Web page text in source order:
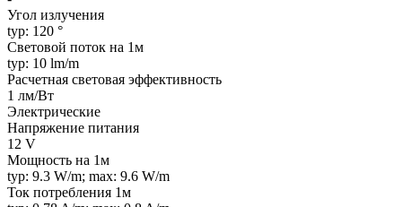
Угол излучения
typ: 120 °
Световой поток на 1м
typ: 10 lm/m
Расчетная световая эффективность
1 лм/Вт
Электрические
Напряжение питания
12 V
Мощность на 1м
typ: 9.3 W/m; max: 9.6 W/m
Ток потребления 1м